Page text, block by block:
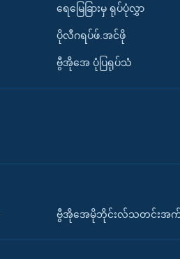
ရေမြေခြားမှ ရုပ်ပုံလွှာ
ပိုလီဂရပ်ဖ်.အင်ဖို
ဗွီအိုအေ ပုံပြရုပ်သံ
ဗွီအိုအေမိုဘိုင်းလ်သတင်းအက်ပ်